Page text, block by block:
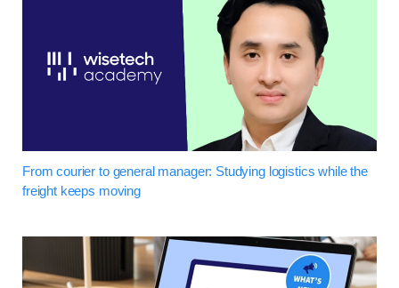
From courier to general manager: Studying logistics while the
freight keeps moving